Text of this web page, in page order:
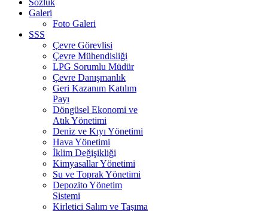
Sözlük
Galeri
Foto Galeri
SSS
Çevre Görevlisi
Çevre Mühendisliği
LPG Sorumlu Müdür
Çevre Danışmanlık
Geri Kazanım Katılım
Payı
Döngüsel Ekonomi ve
Atık Yönetimi
Deniz ve Kıyı Yönetimi
Hava Yönetimi
İklim Değişikliği
Kimyasallar Yönetimi
Su ve Toprak Yönetimi
Depozito Yönetim
Sistemi
Kirletici Salım ve Taşıma